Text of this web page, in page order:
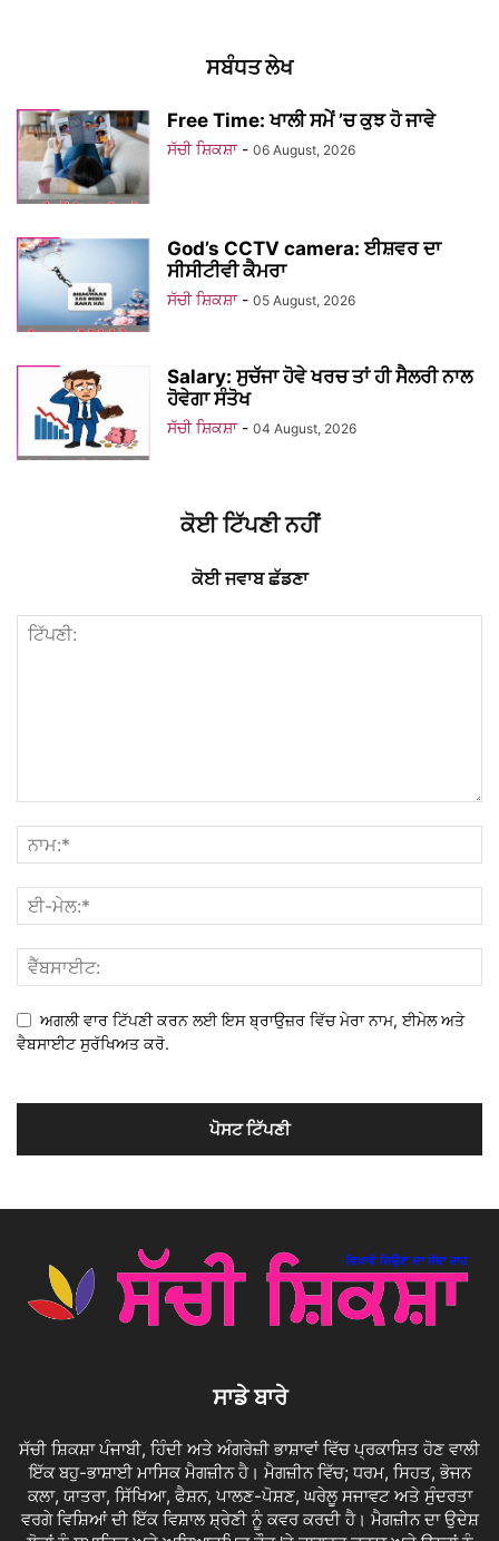
ਸਬੰਧਤ ਲੇਖ
Free Time: ਖਾਲੀ ਸਮੇਂ ’ਚ ਕੁਝ ਹੋ ਜਾਵੇ
ਸੱਚੀ ਸ਼ਿਕਸ਼ਾ - 06 August, 2026
God’s CCTV camera: ਈਸ਼ਵਰ ਦਾ
ਸੀਸੀਟੀਵੀ ਕੈਮਰਾ
ਸੱਚੀ ਸ਼ਿਕਸ਼ਾ - 05 August, 2026
Salary: ਸੁਚੱਜਾ ਹੋਵੇ ਖਰਚ ਤਾਂ ਹੀ ਸੈਲਰੀ ਨਾਲ
ਹੋਵੇਗਾ ਸੰਤੋਖ
ਸੱਚੀ ਸ਼ਿਕਸ਼ਾ - 04 August, 2026
ਕੋਈ ਟਿੱਪਣੀ ਨਹੀਂ
ਕੋਈ ਜਵਾਬ ਛੱਡਣਾ
ਅਗਲੀ ਵਾਰ ਟਿੱਪਣੀ ਕਰਨ ਲਈ ਇਸ ਬ੍ਰਾਉਜ਼ਰ ਵਿੱਚ ਮੇਰਾ ਨਾਮ, ਈਮੇਲ ਅਤੇ
ਵੈਬਸਾਈਟ ਸੁਰੱਖਿਅਤ ਕਰੋ.
ਸਾਡੇ ਬਾਰੇ
ਸੱਚੀ ਸ਼ਿਕਸ਼ਾ ਪੰਜਾਬੀ, ਹਿੰਦੀ ਅਤੇ ਅੰਗਰੇਜ਼ੀ ਭਾਸ਼ਾਵਾਂ ਵਿੱਚ ਪ੍ਰਕਾਸ਼ਿਤ ਹੋਣ ਵਾਲੀ
ਇੱਕ ਬਹੁ-ਭਾਸ਼ਾਈ ਮਾਸਿਕ ਮੈਗਜ਼ੀਨ ਹੈ। ਮੈਗਜ਼ੀਨ ਵਿੱਚ; ਧਰਮ, ਸਿਹਤ, ਭੋਜਨ
ਕਲਾ, ਯਾਤਰਾ, ਸਿੱਖਿਆ, ਫੈਸ਼ਨ, ਪਾਲਣ-ਪੋਸ਼ਣ, ਘਰੇਲੂ ਸਜਾਵਟ ਅਤੇ ਸੁੰਦਰਤਾ
ਵਰਗੇ ਵਿਸ਼ਿਆਂ ਦੀ ਇੱਕ ਵਿਸ਼ਾਲ ਸ਼੍ਰੇਣੀ ਨੂੰ ਕਵਰ ਕਰਦੀ ਹੈ। ਮੈਗਜ਼ੀਨ ਦਾ ਉਦੇਸ਼